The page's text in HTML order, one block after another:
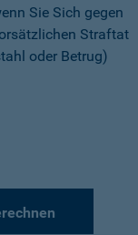
Sie Sich gegen
Straftat
oder Betrug)